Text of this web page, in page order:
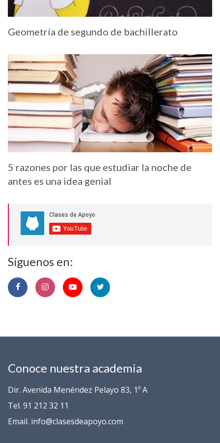
Geometría de segundo de bachillerato
5 razones por las que estudiar la noche de
antes es una idea genial
Síguenos en:
Conoce nuestra academia
Dir. Avenida Menéndez Pelayo 83, 1º A
Tel. 91 212 32 11
Email. info@clasesdeapoyo.com